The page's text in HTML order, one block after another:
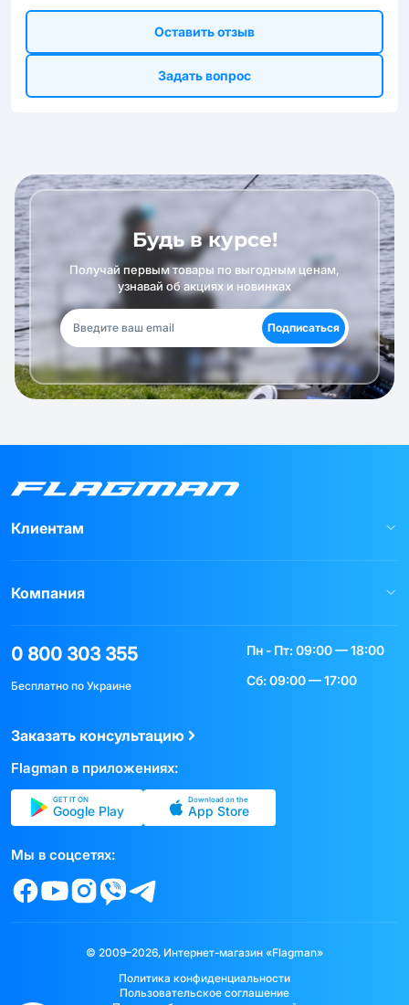
Оставить отзыв
Задать вопрос
Будь в курсе!
Получай первым товары по выгодным ценам,
узнавай об акциях и новинках
Подписаться
Клиентам
Компания
0 800 303 355
Бесплатно по Украине
Пн - Пт: 09:00 — 18:00
Сб: 09:00 — 17:00
Заказать консультацию
Flagman в приложениях:
GET IT ON
Google Play
Download on the
App Store
Мы в соцсетях:
© 2009–2026, Интернет-магазин «Flagman»
Политика конфиденциальности
Пользовательское соглашение